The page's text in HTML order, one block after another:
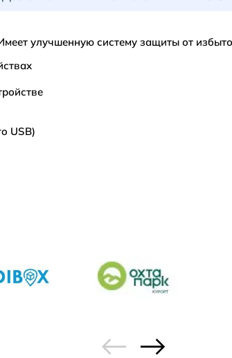
улучшенную систему защиты от
USB)